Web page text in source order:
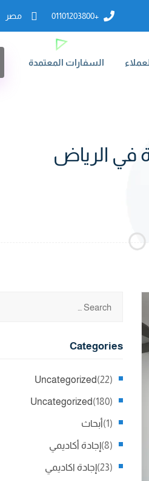
+01101203800 مصر
السفارات المعتمدة
في الرياض
Categories
Uncategorized (22)
Uncategorized (180)
أبحاث (1)
إجادة أكاديمي (8)
إجادة اكاديمي (23)